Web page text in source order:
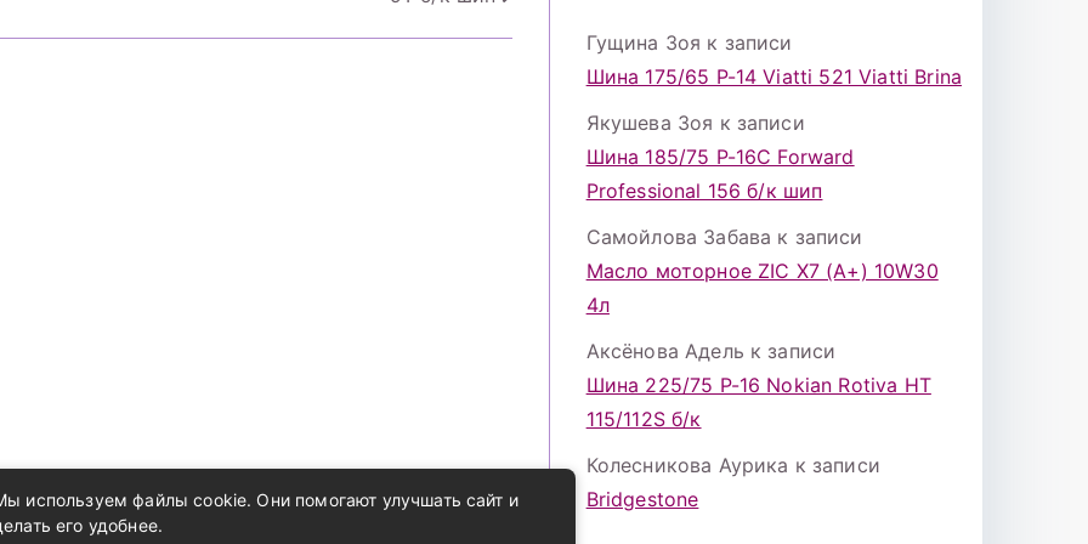
Гущина Зоя к записи
Шина 175/65 Р-14 Viatti 521 Viatti Brina
Якушева Зоя к записи
Шина 185/75 Р-16С Forward
Professional 156 б/к шип
Самойлова Забава к записи
Масло моторное ZIC X7 (A+) 10W30
4л
Аксёнова Адель к записи
Шина 225/75 Р-16 Nokian Rotiva HT
115/112S б/к
Колесникова Аурика к записи
Bridgestone
используем файлы cookie. Они помогают улучшать сайт и
его удобнее.